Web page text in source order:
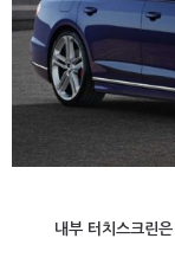
내부 터치스크린